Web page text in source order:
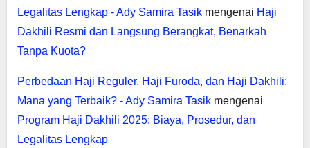
Legalitas Lengkap - Ady Samira Tasikmengenai Haji
Dakhili Resmi dan Langsung Berangkat, Benarkah
Tanpa Kuota?
Perbedaan Haji Reguler, Haji Furoda, dan Haji Dakhili:
Mana yang Terbaik? - Ady Samira Tasikmengenai
Program Haji Dakhili 2025: Biaya, Prosedur, dan
Legalitas Lengkap